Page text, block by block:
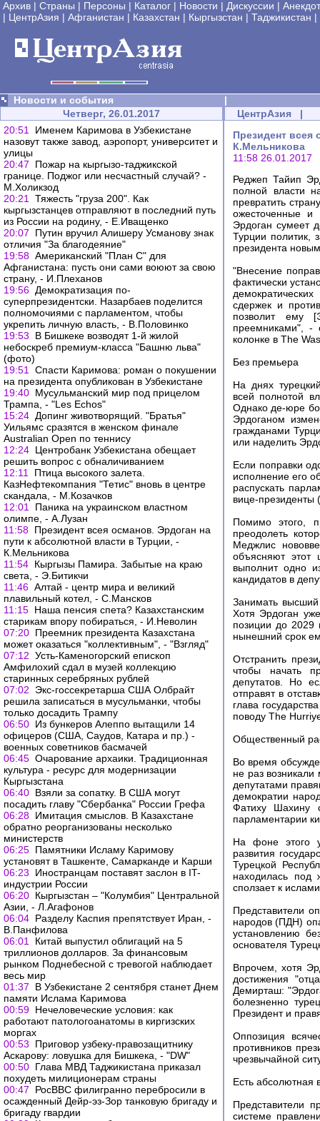
Архив | Страны | Персоны | Каталог | Новости | Дискуссии |
| ЦентрАзия | Афганистан | Казахстан | Кыргызстан | Таджикистан |
Новости и события
|
Четверг, 26.01.2017
20:51
Именем Каримова в Узбекистане
назовут также завод, аэропорт, университет и
улицы
20:47
Пожар на кыргызо-таджикской
границе. Поджог или несчастный случай? -
М.Холикзод
20:21
Тяжесть "груза 200". Как
кыргызстанцев отправляют в последний путь
из России на родину, - Е.Иващенко
20:07
Путин вручил Алишеру Усманову знак
отличия "За благодеяние"
19:58 Американский "План С" для
Афганистана: пусть они сами воюют за свою
страну, - И.Плеханов
19:56 Демократизация по-
суперпрезидентски. Назарбаев поделится
полномочиями с парламентом, чтобы
укрепить личную власть, - В.Половинко
19:53
В Бишкеке возводят 1-й жилой
небоскреб премиум-класса "Башню льва"
(фото)
19:51
Спасти Каримова: роман о покушении
на президента опубликован в Узбекистане
19:40 Мусульманский мир под прицелом
Трампа, - "Les Echos"
15:24 Допинг животворящий. "Братья"
Уильямс сразятся в женском финале
Australian Open по теннису
12:24 Центробанк Узбекистана обещает
решить вопрос с обналичиванием
12:11
Птица высокого залета.
КазНефтекомпания "Тетис" вновь в центре
скандала, - М.Козачков
12:01
Паника на украинском властном
олимпе, - А.Лузан
11:58 Президент всея османов. Эрдоган на
пути к абсолютной власти в Турции, -
К.Мельникова
11:54 Кыргызы Памира. Забытые на краю
света, - Э.Битикчи
11:46 Алтай - центр мира и великий
плавильный котел, - С.Мансков
11:15 Наша пенсия спета? Казахстанским
старикам впору побираться, - И.Неволин
07:20 Преемник президента Казахстана
может оказаться "коллективным", - "Взгляд"
07:12 Усть-Каменогорский епископ
Амфилохий сдал в музей коллекцию
старинных серебряных рублей
07:02
Экс-госсекретарша США Олбрайт
решила записаться в мусульманки, чтобы
только досадить Трампу
06:50 Из бункеров Алеппо вытащили 14
офицеров (США, Саудов, Катара и пр.) -
военных советников басмачей
06:45 Очарование архаики. Традиционная
культура - ресурс для модернизации
Кыргызстана
06:40 Взяли за сопатку. В США могут
посадить главу "Сбербанка" России Грефа
06:28 Имитация смыслов. В Казахстане
обратно реорганизованы несколько
министерств
06:25 Памятники Исламу Каримову
установят в Ташкенте, Самарканде и Карши
06:23
Иностранцам поставят заслон в IT-
индустрии России
06:20 Кыргызстан – "Колумбия" Центральной
Азии, - Л.Агафонов
06:04 Разделу Каспия препятствует Иран, -
В.Панфилова
06:01
Китай выпустил облигаций на 5
триллионов долларов. За финансовым
рынком Поднебесной с тревогой наблюдает
весь мир
01:37
В Узбекистане 2 сентября станет Днем
памяти Ислама Каримова
00:59 Нечеловеческие условия: как
работают патологоанатомы в киргизских
моргах
00:53
Приговор узбеку-правозащитнику
Аскарову: ловушка для Бишкека, - "DW"
00:50 Глава МВД Таджикистана приказал
похудеть милиционерам страны
00:47
РосВВС филигранно перебросили в
осажденный Дейр-эз-Зор танковую бригаду и
бригаду гвардии
ЦентрАзия |
Президент всея
К.Мельникова
11:58 26.01.2017
Реджеп Тайип
полной власти
превратить
ожесточенные и
Эрдоган сумеет
Турции политик,
президента
"Внесение
фактически
сдержек и
позволит ему
преемниками", -
колонке в The
Без премьера
На днях
всей полнотой
Однако де-юре
Эрдоганом
гражданами
или наделить
Если поправки
исполнение его
распускать
вице-президенты
Помимо этого,
преодолеть
Меджлис
объясняют этот
выполнит одно
кандидатов в
Занимать высший
Хотя Эрдоган
позиции до
нынешний срок
Отстранить
чтобы начать
депутатов. Но
отправят в
глава
поводу The
Общественный
Во время
не раз
депутатами
демократии
Фатиху Шахину
парламентарии
На фоне этого
развития
Турецкой
находилась под
сползает к
Представители
народов (ПДН)
установлению
основателя
Впрочем, хотя
достижения
Демирташ:
болезненно
Президент и
Оппозиция
противников
чрезвычайной
Есть абсолютная
Представители
системе